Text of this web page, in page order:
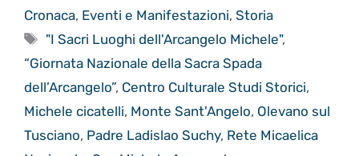
Cronaca, Eventi e Manifestazioni, Storia
Tag
"I Sacri Luoghi dell'Arcangelo Michele",
“Giornata Nazionale della Sacra Spada
dell’Arcangelo”, Centro Culturale Studi Storici,
Michele cicatelli, Monte Sant'Angelo, Olevano sul
Tusciano, Padre Ladislao Suchy, Rete Micaelica